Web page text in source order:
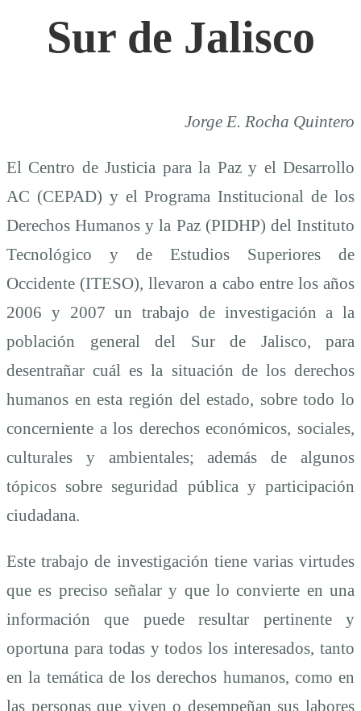
Sur de Jalisco
Jorge E. Rocha Quintero
El Centro de Justicia para la Paz y el Desarrollo
AC (CEPAD) y el Programa Institucional de los
Derechos Humanos y la Paz (PIDHP) del Instituto
Tecnológico y de Estudios Superiores de
Occidente (ITESO), llevaron a cabo entre los años
2006 y 2007 un trabajo de investigación a la
población general del Sur de Jalisco, para
desentrañar cuál es la situación de los derechos
humanos en esta región del estado, sobre todo lo
concerniente a los derechos económicos, sociales,
culturales y ambientales; además de algunos
tópicos sobre seguridad pública y participación
ciudadana.
Este trabajo de investigación tiene varias virtudes
que es preciso señalar y que lo convierte en una
información que puede resultar pertinente y
oportuna para todas y todos los interesados, tanto
en la temática de los derechos humanos, como en
las personas que viven o desempeñan sus labores